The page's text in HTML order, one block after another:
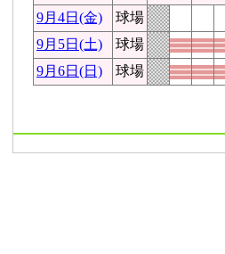
9月4日(金)
球場
9月5日(土)
球場
9月6日(日)
球場